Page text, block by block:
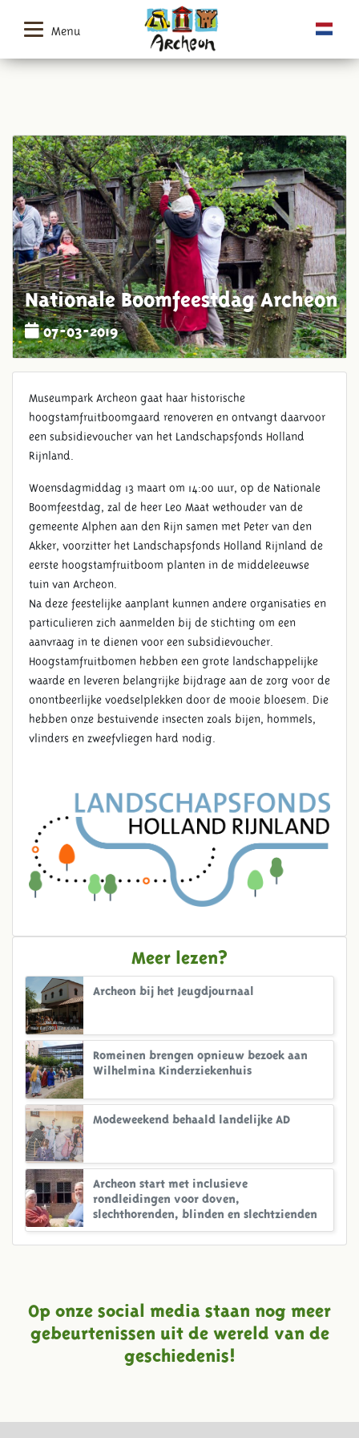
Menu
Nationale Boomfeestdag Archeon
07-03-2019
Museumpark Archeon gaat haar historische
hoogstamfruitboomgaard renoveren en ontvangt daarvoor
een subsidievoucher van het Landschapsfonds Holland
Rijnland.
Woensdagmiddag 13 maart om 14:00 uur, op de Nationale
Boomfeestdag, zal de heer Leo Maat wethouder van de
gemeente Alphen aan den Rijn samen met Peter van den
Akker, voorzitter het Landschapsfonds Holland Rijnland de
eerste hoogstamfruitboom planten in de middeleeuwse
tuin van Archeon.
Na deze feestelijke aanplant kunnen andere organisaties en
particulieren zich aanmelden bij de stichting om een
aanvraag in te dienen voor een subsidievoucher.
Hoogstamfruitbomen hebben een grote landschappelijke
waarde en leveren belangrijke bijdrage aan de zorg voor de
onontbeerlijke voedselplekken door de mooie bloesem. Die
hebben onze bestuivende insecten zoals bijen, hommels,
vlinders en zweefvliegen hard nodig.
Meer lezen?
Archeon bij het Jeugdjournaal
Romeinen brengen opnieuw bezoek aan
Wilhelmina Kinderziekenhuis
Modeweekend behaald landelijke AD
Archeon start met inclusieve
rondleidingen voor doven,
slechthorenden, blinden en slechtzienden
Op onze social media staan nog meer
gebeurtenissen uit de wereld van de
geschiedenis!